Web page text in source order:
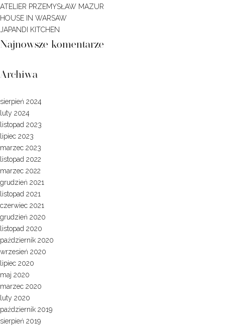
ATELIER PRZEMYSŁAW MAZUR
HOUSE IN WARSAW
JAPANDI KITCHEN
Najnowsze komentarze
Archiwa
sierpień 2024
luty 2024
listopad 2023
lipiec 2023
marzec 2023
listopad 2022
marzec 2022
grudzień 2021
listopad 2021
czerwiec 2021
grudzień 2020
listopad 2020
październik 2020
wrzesień 2020
lipiec 2020
maj 2020
marzec 2020
luty 2020
październik 2019
sierpień 2019